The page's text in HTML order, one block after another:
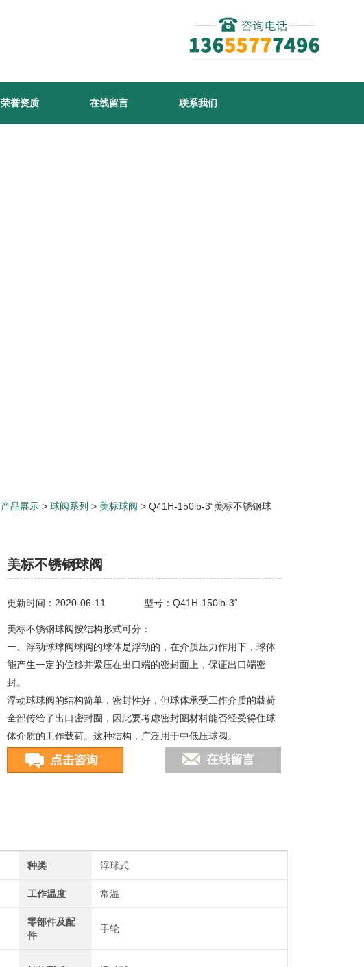
荣誉资质 在线留言 联系我们
产品展示 > 球阀系列 > 美标球阀 > Q41H-150lb-3“美标不锈钢球
美标不锈钢球阀
更新时间：2020-06-11 型号：Q41H-150lb-3“
美标不锈钢球阀按结构形式可分：
一、浮动球球阀球阀的球体是浮动的，在介质压力作用下，球体
能产生一定的位移并紧压在出口端的密封面上，保证出口端密
封。
浮动球球阀的结构简单，密封性好，但球体承受工作介质的载荷
全部传给了出口密封圈，因此要考虑密封圈材料能否经受得住球
体介质的工作载荷。这种结构，广泛用于中低压球阀。
种类 浮球式
工作温度 常温
零部件及配
件
手轮